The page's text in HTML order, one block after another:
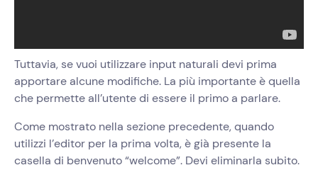
Tuttavia, se vuoi utilizzare input naturali devi prima
apportare alcune modifiche. La più importante è quella
che permette all’utente di essere il primo a parlare.
Come mostrato nella sezione precedente, quando
utilizzi l’editor per la prima volta, è già presente la
casella di benvenuto “welcome”. Devi eliminarla subito.